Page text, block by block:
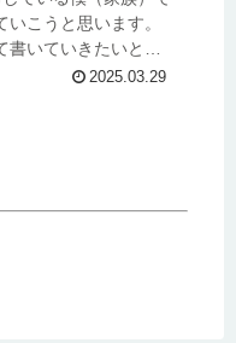
こうと思います。
いていきたいと思
2025.03.29